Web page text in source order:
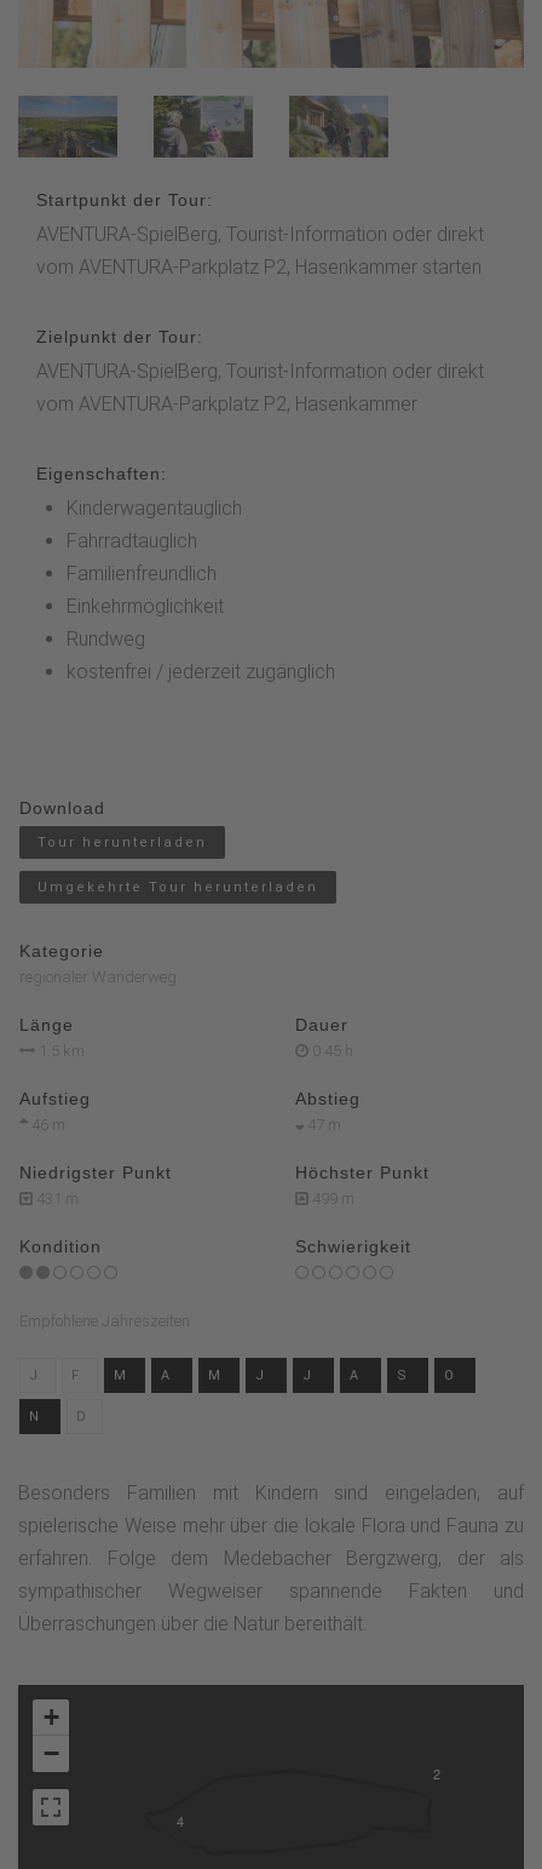
Startpunkt der Tour:
AVENTURA-SpielBerg, Tourist-Information oder direkt
vom AVENTURA-Parkplatz P2, Hasenkammer starten
Zielpunkt der Tour:
AVENTURA-SpielBerg, Tourist-Information oder direkt
vom AVENTURA-Parkplatz P2, Hasenkammer
Eigenschaften:
Kinderwagentauglich
Fahrradtauglich
Familienfreundlich
Einkehrmöglichkeit
Rundweg
kostenfrei / jederzeit zugänglich
Download
Tour herunterladen
Umgekehrte Tour herunterladen
Kategorie
regionaler Wanderweg
Länge
1.5 km
Dauer
0:45 h
Aufstieg
46 m
Abstieg
47 m
Niedrigster Punkt
431 m
Höchster Punkt
499 m
Kondition Schwierigkeit
Empfohlene Jahreszeiten
J F M A M J J A S O
N D
Besonders Familien mit Kindern sind eingeladen, auf
spielerische Weise mehr über die lokale Flora und Fauna zu
erfahren. Folge dem Medebacher Bergzwerg, der als
sympathischer Wegweiser spannende Fakten und
Überraschungen über die Natur bereithält.
2
4
+
−